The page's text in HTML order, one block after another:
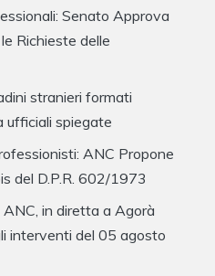
Senato Approva
Richieste delle
stranieri formati
ufficiali spiegate
ANC Propone
del D.P.R. 602/1973
in diretta a Agorà
interventi del 05 agosto